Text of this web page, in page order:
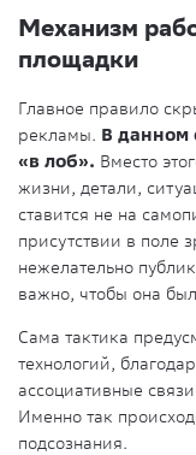
Механизм
площадки
Главное правило
рекламы. В данном
«в лоб». Вместо
жизни, детали,
ставится не на
присутствии в поле
нежелательно
важно, чтобы она
Сама тактика
технологий,
ассоциативные
Именно так
подсознания.